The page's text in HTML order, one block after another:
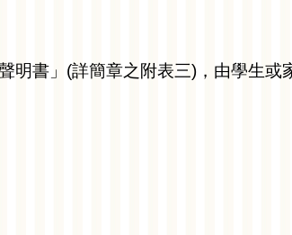
明書」(詳簡章之附表三)，由學生或